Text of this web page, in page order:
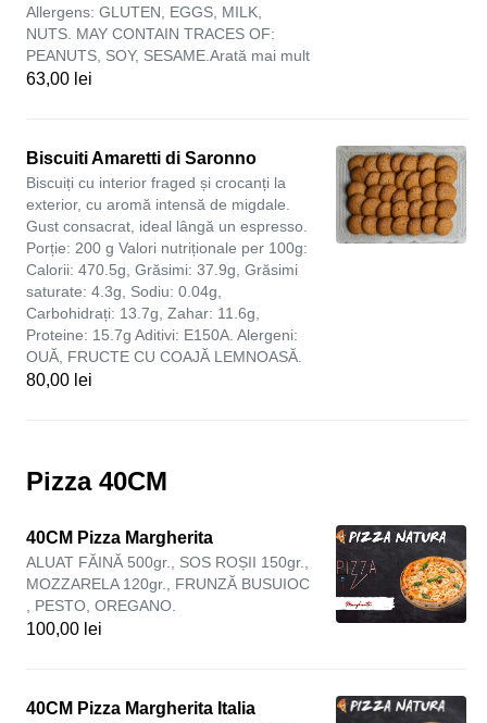
Allergens: GLUTEN, EGGS, MILK,
NUTS. MAY CONTAIN TRACES OF:
PEANUTS, SOY, SESAME.Arată mai mult
63,00 lei
Biscuiti Amaretti di Saronno
Biscuiți cu interior fraged și crocanți la
exterior, cu aromă intensă de migdale.
Gust consacrat, ideal lângă un espresso.
Porție: 200 g Valori nutriționale per 100g:
Calorii: 470.5g, Grăsimi: 37.9g, Grăsimi
saturate: 4.3g, Sodiu: 0.04g,
Carbohidrați: 13.7g, Zahar: 11.6g,
Proteine: 15.7g Aditivi: E150A. Alergeni:
OUĂ, FRUCTE CU COAJĂ LEMNOASĂ.
80,00 lei
Pizza 40CM
40CM Pizza Margherita
ALUAT FĂINĂ 500gr., SOS ROȘII 150gr.,
MOZZARELA 120gr., FRUNZĂ BUSUIOC
, PESTO, OREGANO.
100,00 lei
40CM Pizza Margherita Italia